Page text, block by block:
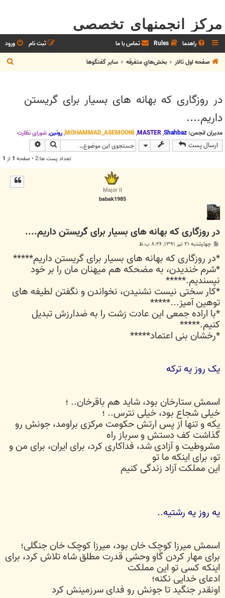
مرکز انجمنهای تخصصی
راهنما Rules تماس با ما ورود
ثبت نام
صفحه اول تالار
بخش‌‌هاي متفرقه ساير گفتگوها
س
در روزگاری که بهانه های بسیار برای گریستن
داریم....
مدیران انجمن: Shahbaz
,
MASTER
,
MOHAMMAD_ASEMOONI
,رونین,شوراي نظارت
ارسال پست جستجو
تعداد پست ها:2 • صفحه 1 از 1
Major II
babak1985
در روزگاری که بهانه های بسیار برای گریستن داریم....
س
ت
چهارشنبه ۲۱ تیر ۱۳۹۱, ۸:۲۶ ب.ظ
*در روزگاری که بهانه های بسیار برای گریستن داریم*****
*شرم خندیدن، به مضحکه هم میهنان مان را بر خود
نپسندیم.*****
*کار سختی نیست نشنیدن، نخواندن و نگفتن لطیفه های
توهین آمیز...*****
*با اراده جمعی این عادت زشت را به ضدارزش تبدیل
کنیم.*****
*رخشان بنی اعتماد*****
یک روز یه ترکه
اسمش ستارخان بود، شاید هم باقرخان.. ؛
خیلی شجاع بود، خیلی نترس.. ؛
یکه و تنها از پس ارتش حکومت مرکزی براومد، جونش رو
گذاشت کف دستش و سرباز راه
مشروطیت و آزادی شد، فداکاری کرد، برای ایران، برای من و
تو، برای اینکه ما تو
این مملکت آزاد زندگی کنیم
یه روز یه رشتیه..
اسمش میرزا کوچک خان بود، میرزا کوچک خان جنگلی؛
برای مهار کردن گاو وحشی قدرت مطلق شاه تلاش کرد، برای
اینکه کسی تو این مملکت
ادعای خدایی نکنه؛
اونقدر جنگید تا جونش رو فدای سرزمینش کرد